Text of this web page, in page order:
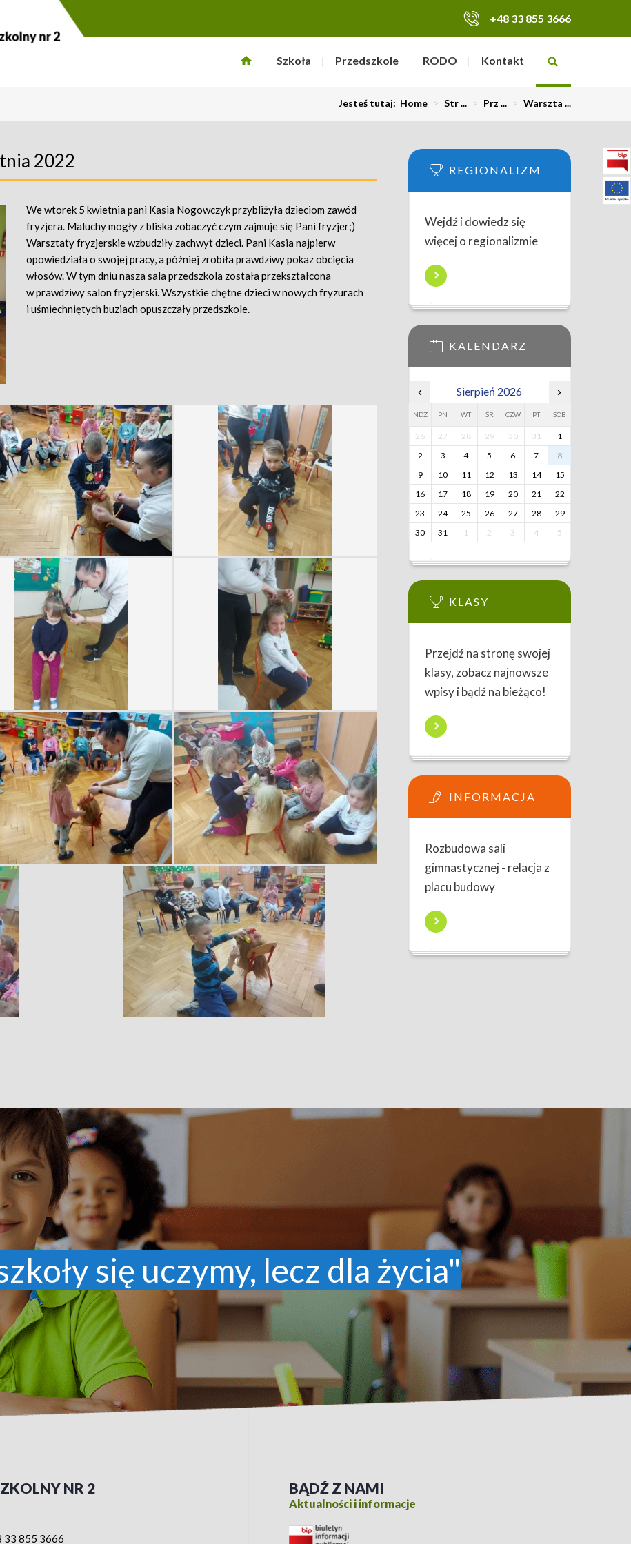
+48 33 855 3666
Szkoła Przedszkole RODO Kontakt
Jesteś tutaj: Home > Str ... > Prz ... > Warszta ...
2022
We wtorek 5 kwietnia pani Kasia Nogowczyk przybliżyła dzieciom zawód
fryzjera. Maluchy mogły z bliska zobaczyć czym zajmuje się Pani fryzjer;)
Warsztaty fryzjerskie wzbudziły zachwyt dzieci. Pani Kasia najpierw
opowiedziała o swojej pracy, a później zrobiła prawdziwy pokaz obcięcia
włosów. W tym dniu nasza sala przedszkola została przekształcona
w prawdziwy salon fryzjerski. Wszystkie chętne dzieci w nowych fryzurach
i uśmiechniętych buziach opuszczały przedszkole.
REGIONALIZM
Wejdź i dowiedz się
więcej o regionalizmie
KALENDARZ
‹ Sierpień 2026 ›
NDZ PN WT ŚR CZW PT SOB
26 27 28 29 30 31
1
2
3 4 5 6 7
8
9
10 11 12 13 14
15
16
17 18 19 20 21
22
23
24 25 26 27 28
29
30
31 1 2 3 4 5
KLASY
Przejdź na stronę swojej
klasy, zobacz najnowsze
wpisy i bądź na bieżąco!
INFORMACJA
Rozbudowa sali
gimnastycznej - relacja z
placu budowy
się uczymy, lecz dla życia"
NR 2
33 855 3666
BĄDŹ Z NAMI
Aktualności i informacje